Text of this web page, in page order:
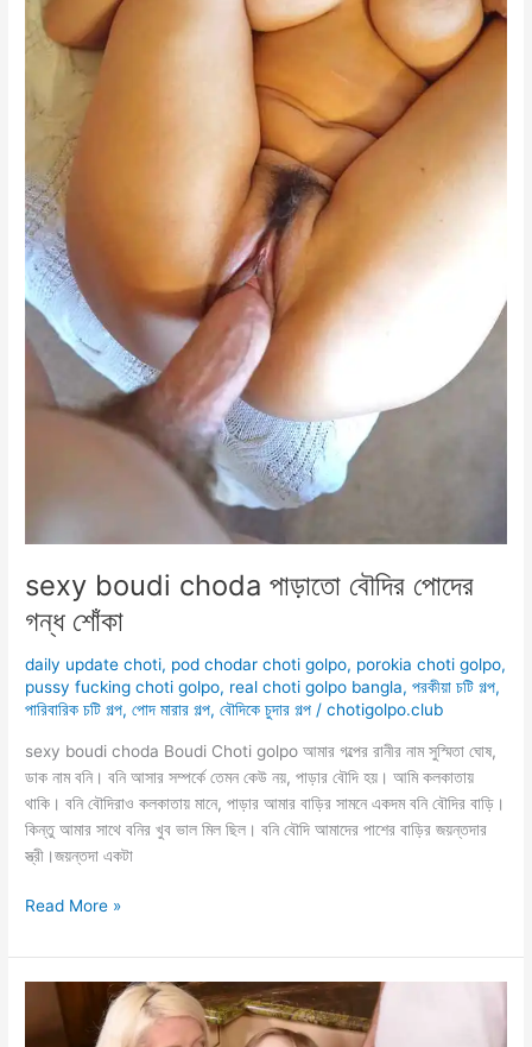
sexy boudi choda পাড়াতো বৌদির পোদের
গন্ধ শোঁকা
daily update choti, pod chodar choti golpo, porokia choti golpo,
pussy fucking choti golpo, real choti golpo bangla,পরকীয়া চটি গল্প,
পারিবারিক চটি গল্প,পোদ মারার গল্প,বৌদিকে চুদার গল্প /chotigolpo.club
sexy boudi choda Boudi Choti golpo আমার গল্পের রানীর নাম সুস্মিতা ঘোষ,
ডাক নাম বনি। বনি আসার সম্পর্কে তেমন কেউ নয়, পাড়ার বৌদি হয়। আমি কলকাতায়
থাকি। বনি বৌদিরাও কলকাতায় মানে, পাড়ার আমার বাড়ির সামনে একদম বনি বৌদির বাড়ি।
কিন্তু আমার সাথে বনির খুব ভাল মিল ছিল। বনি বৌদি আমাদের পাশের বাড়ির জয়ন্তদার
স্ত্রী।জয়ন্তদা একটা
sexy
choda
পাড়াতো
পোদের
Read More »